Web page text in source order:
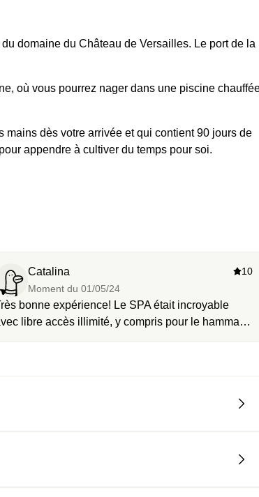
domaine du Château de Versailles. Le port de la
où vous pourrez nager dans une piscine
mains dès votre arrivée et qui contient 90 jours de
appendre à cultiver du temps pour soi.
Catalina
Moment du 01/05/24
10
bonne expérience! Le SPA était incroyable
libre accès illimité, y compris pour le hammam